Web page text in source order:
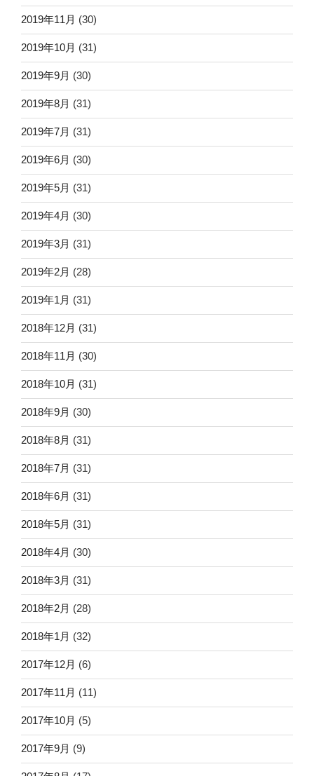
2019年11月 (30)
2019年10月 (31)
2019年9月 (30)
2019年8月 (31)
2019年7月 (31)
2019年6月 (30)
2019年5月 (31)
2019年4月 (30)
2019年3月 (31)
2019年2月 (28)
2019年1月 (31)
2018年12月 (31)
2018年11月 (30)
2018年10月 (31)
2018年9月 (30)
2018年8月 (31)
2018年7月 (31)
2018年6月 (31)
2018年5月 (31)
2018年4月 (30)
2018年3月 (31)
2018年2月 (28)
2018年1月 (32)
2017年12月 (6)
2017年11月 (11)
2017年10月 (5)
2017年9月 (9)